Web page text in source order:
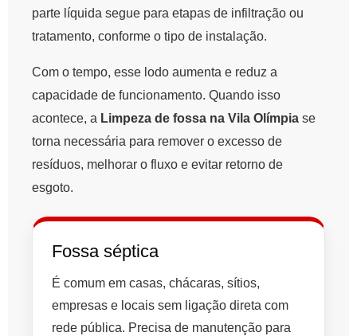
parte líquida segue para etapas de infiltração ou
tratamento, conforme o tipo de instalação.
Com o tempo, esse lodo aumenta e reduz a
capacidade de funcionamento. Quando isso
acontece, a Limpeza de fossa na Vila Olímpia se
torna necessária para remover o excesso de
resíduos, melhorar o fluxo e evitar retorno de
esgoto.
Fossa séptica
É comum em casas, chácaras, sítios,
empresas e locais sem ligação direta com
rede pública. Precisa de manutenção para